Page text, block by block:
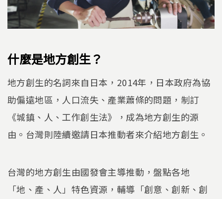
什麼是地方創生？
地方創生的名詞來自日本，2014年，日本政府為協
助偏遠地區，人口流失、產業蕭條的問題，制訂
《城鎮、人、工作創生法》，成為地方創生的源
由。台灣則陸續邀請日本推動者來介紹地方創生。
台灣的地方創生由國發會主導推動，盤點各地
「地、產、人」特色資源，輔導「創意、創新、創